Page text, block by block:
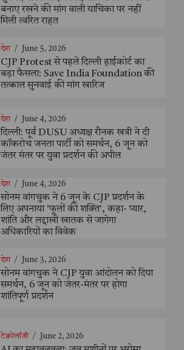
बनाए रखने की मांग वाली याचिका पर नहीं
मिली त्वरित राहत
देश / June 5, 2026
CJP Protest से पहले दिल्ली हाईकोर्ट का
बड़ा फैसला: Save India Foundation की
तत्काल सुनवाई की मांग खारिज
देश / June 4, 2026
दिल्ली: पूर्व DUSU अध्यक्ष रौनक खत्री ने दी
कॉकरोच जनता पार्टी को समर्थन, 6 जून को
जंतर मंतर पर युवा प्रदर्शन की अपील
देश / June 4, 2026
सोनम वांगचुक ने 6 जून के CJP प्रदर्शन के
लिए अपनाया 'फूलों की शक्ति', कहा- प्यार,
शांति और लद्दाखी खातक से जागेगा
अधिकारियों का विवेक
देश / June 3, 2026
सोनम वांगचुक ने CJP युवा आंदोलन को दिया
समर्थन, 6 जून को जंतर-मंतर पर होगा
शांतिपूर्ण प्रदर्शन
टेक्नोलॉजी / June 2, 2026